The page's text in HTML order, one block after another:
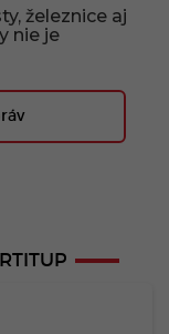
železnice aj
nie je